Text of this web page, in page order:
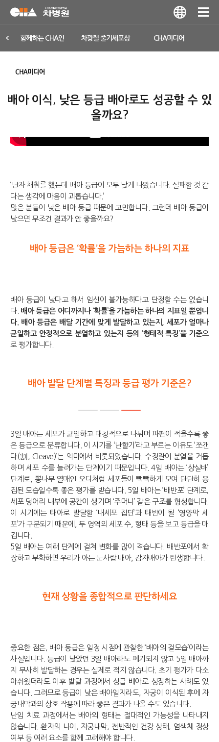
함께하는 CHA인 차광렬 줄기세포상 CHA미디어
배아 이식, 낮은 등급 배아로도 성공할 수 있
을까요?
‘난자 채취를 했는데 배아 등급이 모두 낮게 나왔습니다. 실패할 것 같
다는 생각에 마음이 괴롭습니다.’
많은 분들이 낮은 배아 등급 때문에 고민합니다. 그런데 배아 등급이
낮으면 무조건 결과가 안 좋을까요?
배아 등급은 ‘확률’을 가늠하는 하나의 지표
배아 등급이 낮다고 해서 임신이 불가능하다고 단정할 수는 없습니
다. 배아 등급은 어디까지나 ‘확률’을 가늠하는 하나의 지표일 뿐입니
다. 배아 등급은 배달 기간에 맞게 발달하고 있는지, 세포가 얼마나
균일하고 안정적으로 분열하고 있는지 등의 ‘형태적 특징’을 기준으
로 평가합니다.
배아 발달 단계별 특징과 등급 평가 기준은?
3일 배아는 세포가 균일하고 대칭적으로 나뉘며 파편이 적을수록 좋
은 등급으로 분류합니다. 이 시기를 ‘난할기’라고 부르는 이유도 ‘쪼갠
다(割, Cleave)’는 의미에서 비롯되었습니다. 수정란이 분열을 거듭
하며 세포 수를 늘려가는 단계이기 때문입니다. 4일 배아는 ‘상실배’
단계로, 뽕나무 열매인 오디처럼 세포들이 빽빽하게 모여 단단히 응
집된 모습일수록 좋은 평가를 받습니다. 5일 배아는 ‘배반포’ 단계로,
세포 덩어리 내부에 공간이 생기며 ‘주머니’ 같은 구조를 형성합니다.
이 시기에는 태아로 발달할 ‘내세포 집단’과 태반이 될 ‘영양막 세
포’가 구분되기 때문에, 두 영역의 세포 수, 형태 등을 보고 등급을 매
깁니다.
5일 배아는 여러 단계에 걸쳐 변화를 많이 겪습니다. 배반포에서 확
장하고 부화하면 우리가 아는 눈사람 배아, 감자배아가 탄생합니다.
현재 상황을 종합적으로 판단하세요
중요한 점은, 배아 등급은 일정 시점에 관찰한 ‘배아의 겉모습’이라는
사실입니다. 등급이 낮았던 3일 배아라도 폐기되지 않고 5일 배아까
지 무사히 발달하는 경우는 실제로 적지 않습니다. 초기 평가가 다소
아쉬웠더라도 이후 발달 과정에서 상급 배아로 성장하는 사례도 있
습니다. 그러므로 등급이 낮은 배아일지라도, 자궁이 이식된 후에 자
궁내막과의 상호 작용에 따라 좋은 결과가 나올 수도 있습니다.
난임 치료 과정에서는 배아의 형태는 절대적인 가능성을 나타내지
않습니다. 환자의 나이, 자궁내막, 전반적인 건강 상태, 염색체 정상
여부 등 여러 요소를 함께 고려해야 합니다.